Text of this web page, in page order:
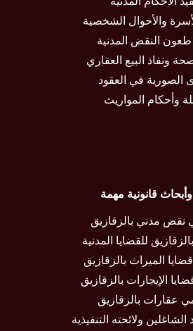
والأحوال الشخصية
النقض المدنية
ونفاذ البيع العقاري
الصورية في العقود
وأحكام المواريث
قانونية مهمة
نقض مدني بالزقازيق
للقضايا المدنية
الميراث بالزقازيق
الإيجارات بالزقازيق
عقارات بالزقازيق
الشاغلين ولائحته التنفيذية